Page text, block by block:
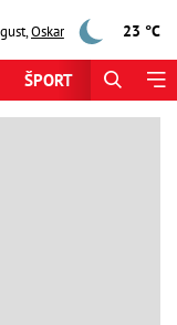
,Oskar 23 °C
ŠPORT